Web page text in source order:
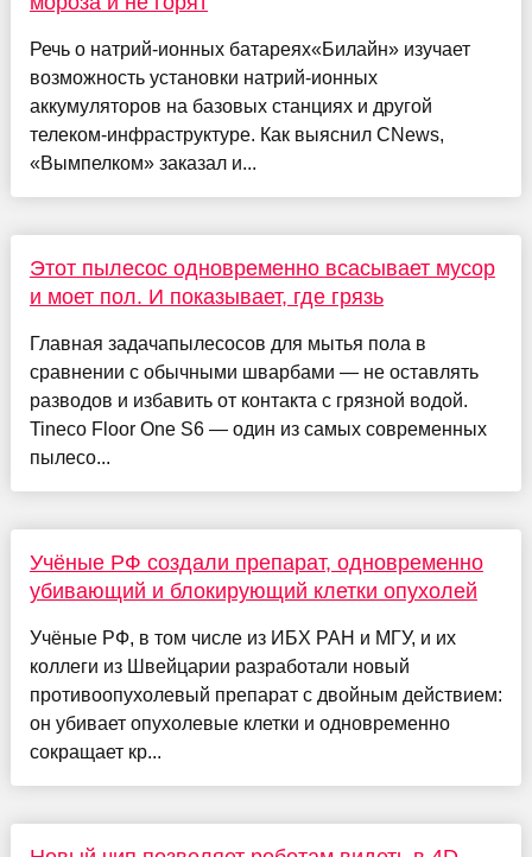
Речь о натрий-ионных батареях«Билайн» изучает
возможность установки натрий-ионных
аккумуляторов на базовых станциях и другой
телеком-инфраструктуре. Как выяснил CNews,
«Вымпелком» заказал и...
Этот пылесос одновременно всасывает мусор
и моет пол. И показывает, где грязь
Главная задачапылесосов для мытья пола в
сравнении с обычными шварбами — не оставлять
разводов и избавить от контакта с грязной водой.
Tineco Floor One S6 — один из самых современных
пылесо...
Учёные РФ создали препарат, одновременно
убивающий и блокирующий клетки опухолей
Учёные РФ, в том числе из ИБХ РАН и МГУ, и их
коллеги из Швейцарии разработали новый
противоопухолевый препарат с двойным действием:
он убивает опухолевые клетки и одновременно
сокращает кр...